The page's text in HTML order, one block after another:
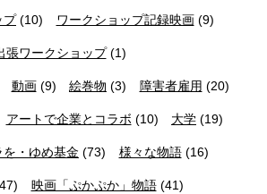
プ(10) ワークショップ記録映画(9)
張ワークショップ(1)
動画(9) 絵巻物 (3) 障害者雇用 (20)
アートで企業とコラボ (10) 大学 (19)
・ゆめ基金 (73) 様々な物語(16)
映画「ぷかぷか」物語(41)